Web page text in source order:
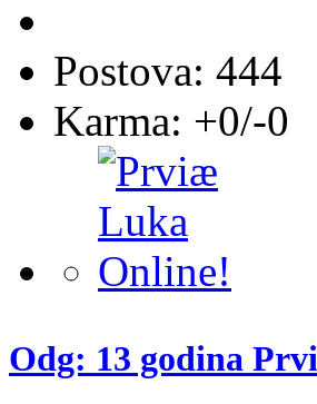
Postova: 444
Karma: +0/-0
Odg: 13 godina